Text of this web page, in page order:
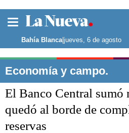
Noticias
La
Punta
El país
El
Opinión
Bahía Blanca|jueves, 6 de agosto
Economía y campo.
El Banco Central sumó
quedó al borde de
reservas